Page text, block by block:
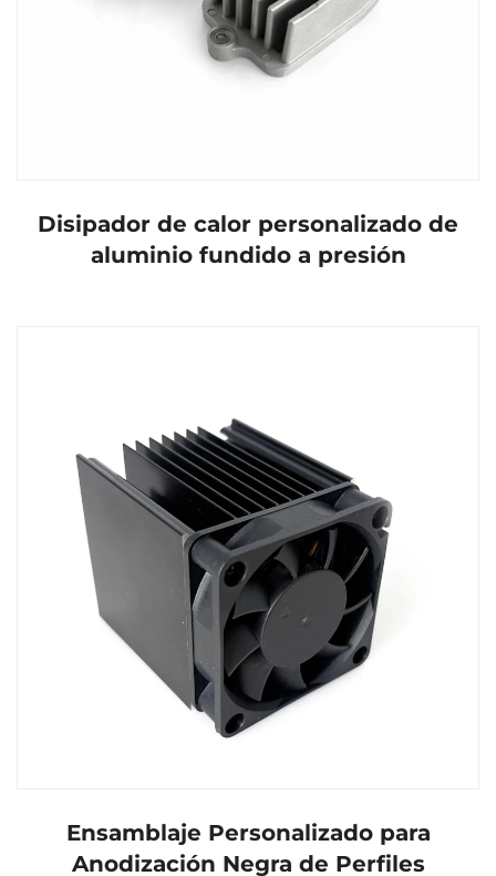
Disipador de calor personalizado de
aluminio fundido a presión
Ensamblaje Personalizado para
Anodización Negra de Perfiles